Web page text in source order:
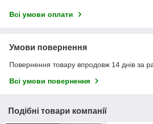
Всі умови оплати
Умови повернення
Повернення товару впродовж 14 днів за
Всі умови повернення
Подібні товари компанії